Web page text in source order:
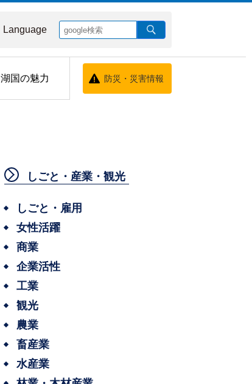
Language
湖国の魅力 防災・災害情報
しごと・産業・観光
しごと・雇用
女性活躍
商業
企業活性
工業
観光
農業
畜産業
水産業